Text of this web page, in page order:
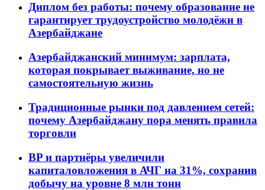
Диплом без работы: почему образование не
гарантирует трудоустройство молодёжи в
Азербайджане
Азербайджанский минимум: зарплата,
которая покрывает выживание, но не
самостоятельную жизнь
Традиционные рынки под давлением сетей:
почему Азербайджану пора менять правила
торговли
BP и партнёры увеличили
капиталовложения в АЧГ на 31%, сохранив
добычу на уровне 8 млн тонн